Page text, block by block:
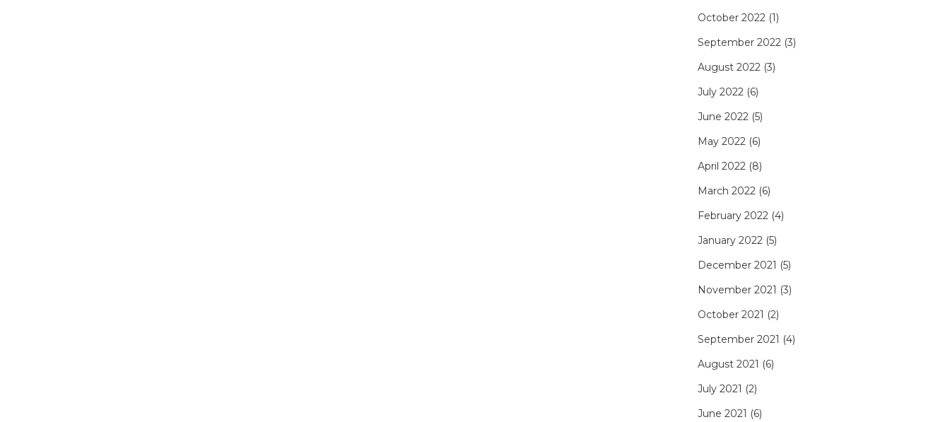
October 2022 (1)
September 2022 (3)
August 2022 (3)
July 2022 (6)
June 2022 (5)
May 2022 (6)
April 2022 (8)
March 2022 (6)
February 2022 (4)
January 2022 (5)
December 2021 (5)
November 2021 (3)
October 2021 (2)
September 2021 (4)
August 2021 (6)
July 2021 (2)
June 2021 (6)